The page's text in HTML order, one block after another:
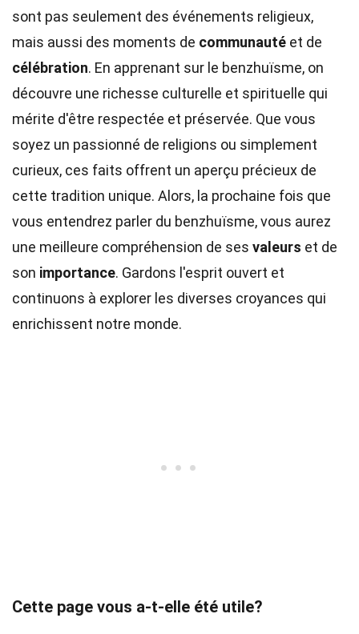
sont pas seulement des événements religieux,
mais aussi des moments de communauté et de
célébration. En apprenant sur le benzhuïsme, on
découvre une richesse culturelle et spirituelle qui
mérite d'être respectée et préservée. Que vous
soyez un passionné de religions ou simplement
curieux, ces faits offrent un aperçu précieux de
cette tradition unique. Alors, la prochaine fois que
vous entendrez parler du benzhuïsme, vous aurez
une meilleure compréhension de ses valeurs et de
son importance. Gardons l'esprit ouvert et
continuons à explorer les diverses croyances qui
enrichissent notre monde.
Cette page vous a-t-elle été utile?